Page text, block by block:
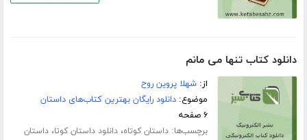
دانلود کتاب تنها می مانم
از:شهلا پروین روح
موضوع:دانلود رایگان بهترین کتاب‌های داستان
۶ صفحه
برچسب‌ها:داستان کوتاه،دانلود داستان کوتا،داستان